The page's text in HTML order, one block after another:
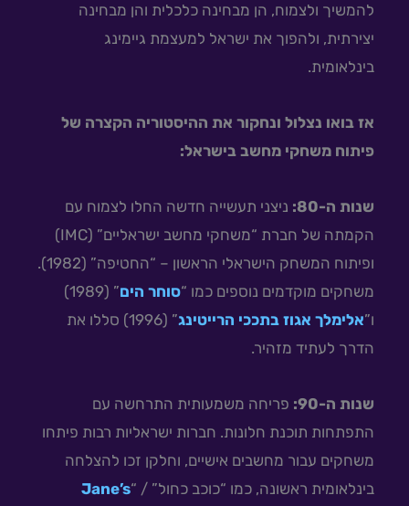
להמשיך ולצמוח, הן מבחינה כלכלית והן מבחינה
יצירתית, ולהפוך את ישראל למעצמת גיימינג
בינלאומית.
אז בואו נצלול ונחקור את ההיסטוריה הקצרה של
פיתוח משחקי מחשב בישראל:
שנות ה-80:
ניצני תעשייה חדשה החלו לצמוח עם
הקמתה של חברת “משחקי מחשב ישראליים” (IMC)
ופיתוח המשחק הישראלי הראשון – “החטיפה” (1982).
משחקים מוקדמים נוספים כמו “סוחר הים
” (1989)
ו”אלימלך אגוז בתככי הרייטינג
” (1996) סללו את
הדרך לעתיד מזהיר.
שנות ה-90:
פריחה משמעותית התרחשה עם
התפתחות תוכנת חלונות. חברות ישראליות רבות פיתחו
משחקים עבור מחשבים אישיים, וחלקן זכו להצלחה
בינלאומית ראשונה, כמו “כוכב כחול” / “Jane’s